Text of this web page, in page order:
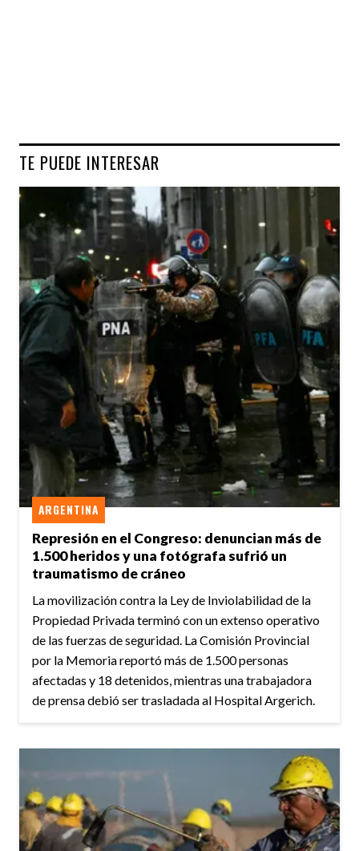
TE PUEDE INTERESAR
Represión en el Congreso: denuncian más de
1.500 heridos y una fotógrafa sufrió un
traumatismo de cráneo
ARGENTINA
La movilización contra la Ley de Inviolabilidad de la
Propiedad Privada terminó con un extenso operativo
de las fuerzas de seguridad. La Comisión Provincial
por la Memoria reportó más de 1.500 personas
afectadas y 18 detenidos, mientras una trabajadora
de prensa debió ser trasladada al Hospital Argerich.